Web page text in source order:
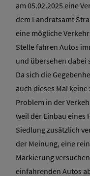
am 05.02.2025 eine
dem Landratsamt
eine mögliche
Stelle fahren Autos
und übersehen dabei
Da sich die
auch dieses Mal
Problem in der
weil der Einbau eines
Siedlung zusätzlich
der Meinung, eine
Markierung
einfahrenden Autos